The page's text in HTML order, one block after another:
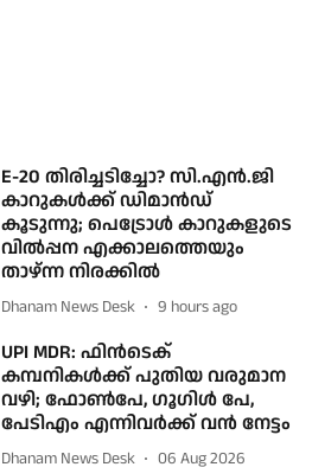
E-20 തിരിച്ചടിച്ചോ? സി.എൻ.ജി
കാറുകൾക്ക് ഡിമാൻഡ്
കൂടുന്നു; പെട്രോൾ കാറുകളുടെ
വിൽപ്പന എക്കാലത്തെയും
താഴ്ന്ന നിരക്കിൽ
Dhanam News Desk 9 hours ago
UPI MDR: ഫിൻടെക്
കമ്പനികൾക്ക് പുതിയ വരുമാന
വഴി; ഫോൺപേ, ഗൂഗിൾ പേ,
പേടിഎം എന്നിവർക്ക് വൻ നേട്ടം
Dhanam News Desk 06 Aug 2026